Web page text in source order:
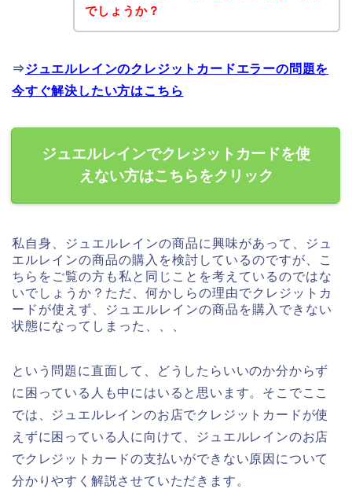
でしょうか？
⇒ジュエルレインのクレジットカードエラーの問題を
今すぐ解決したい方はこちら
ジュエルレインでクレジットカードを使
えない方はこちらをクリック
私自身、ジュエルレインの商品に興味があって、ジュ
エルレインの商品の購入を検討しているのですが、こ
ちらをご覧の方も私と同じことを考えているのではな
いでしょうか？ただ、何かしらの理由でクレジットカ
ードが使えず、ジュエルレインの商品を購入できない
状態になってしまった、、、
という問題に直面して、どうしたらいいのか分からず
に困っている人も中にはいると思います。そこでここ
では、ジュエルレインのお店でクレジットカードが使
えずに困っている人に向けて、ジュエルレインのお店
でクレジットカードの支払いができない原因について
分かりやすく解説させていただきます。